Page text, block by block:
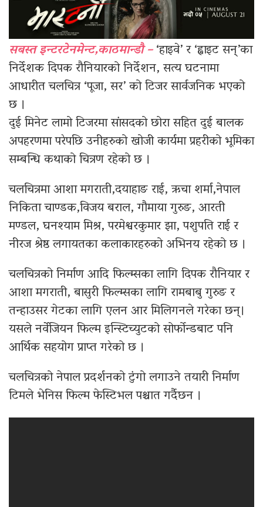
सबस्त इन्टरटेनमेन्ट,काठमान्डौ –‘हाइवे’ र ‘ह्वाइट सन्’का
निर्देशक दिपक रौनियारको निर्देशन, सत्य घटनामा
आधारीत चलचित्र ‘पूजा, सर’ को टिजर सार्वजनिक भएको
छ ।
दुई मिनेट लामो टिजरमा सांसदको छोरा सहित दुई बालक
अपहरणमा परेपछि उनीहरुको खोजी कार्यमा प्रहरीको भूमिका
सम्बन्धि कथाको चित्रण रहेको छ ।
चलचित्रमा आशा मगराती,दयाहाङ राई, ऋचा शर्मा,नेपाल
निकिता चाण्डक,विजय बराल, गौमाया गुरुङ, आरती
मण्डल, घनश्याम मिश्र, परमेश्वरकुमार झा, पशुपति राई र
नीरज श्रेष्ठ लगायतका कलाकारहरुको अभिनय रहेको छ ।
चलचित्रको निर्माण आदि फिल्म्सका लागि दिपक रौनियार र
आशा मगराती, बासुरी फिल्म्सका लागि रामबाबु गुरुङ र
तन्हाउसर गेटका लागि एलन आर मिलिगनले गरेका छन्।
यसले नर्वेजियन फिल्म इन्स्टिच्युटको सोर्फोन्डबाट पनि
आर्थिक सहयोग प्राप्त गरेको छ ।
चलचित्रको नेपाल प्रदर्शनको टुंगो लगाउने तयारी निर्माण
टिमले भेनिस फिल्म फेस्टिभल पश्चात गर्दैछन ।